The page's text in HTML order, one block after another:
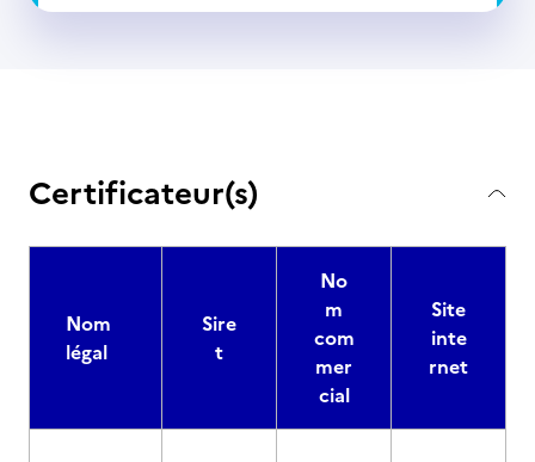
Certificateur(s)
Nom
légal
Sire
t
No
m
com
mer
cial
Site
inte
rnet